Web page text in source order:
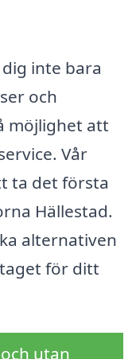
inte bara
och
möjlighet att
Vår
ta det första
Hällestad.
alternativen
för ditt
utan